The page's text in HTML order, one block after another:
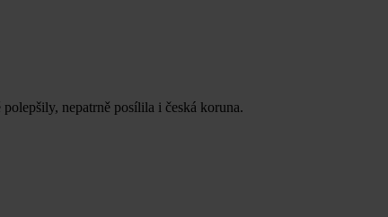
nepatrně posílila i česká koruna.